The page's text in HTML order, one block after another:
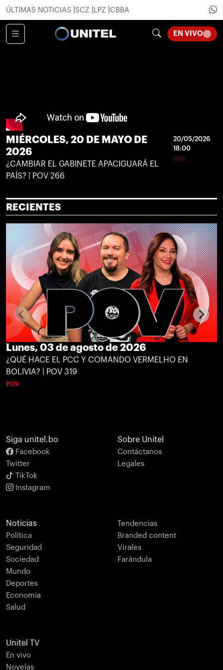
ÚLTIMAS NOTICIAS SCZ LPZ CBBA
EN VIVO
MIÉRCOLES, 20 DE MAYO DE
2026
¿CAMBIAR EL GABINETE APACIGUARÁ EL
PAÍS? | POV 266
20/05/2026
18:00
POV
RECIENTES
Lunes, 03 de agosto de 2026
¿QUÉ HACE EL PCC Y COMANDO VERMELHO EN
BOLIVIA? | POV 319
POV
Siga unitel.bo
Facebook
Twitter
TikTok
Instagram
Sobre Unitel
Contáctanos
Legales
Noticias
Política
Seguridad
Sociedad
Mundo
Deportes
Economía
Salud
Tendencias
Branded content
Virales
Farándula
Unitel TV
En vivo
Novelas